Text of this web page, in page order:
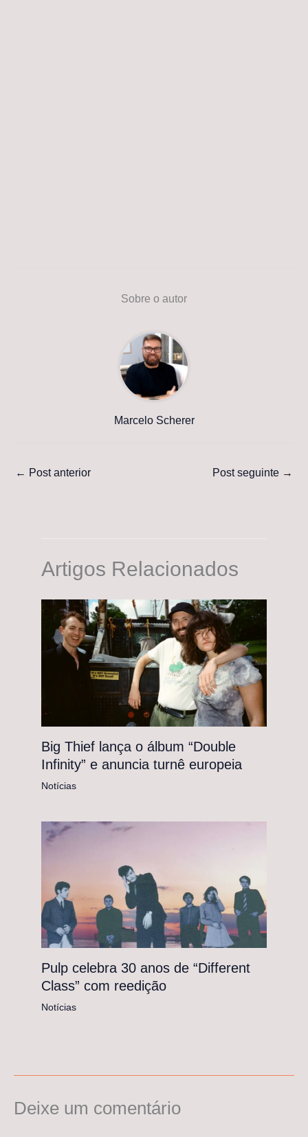
Sobre o autor
Marcelo Scherer
← Post anterior Post seguinte →
Artigos Relacionados
Big Thief lança o álbum “Double
Infinity” e anuncia turnê europeia
Notícias
Pulp celebra 30 anos de “Different
Class” com reedição
Notícias
Deixe um comentário